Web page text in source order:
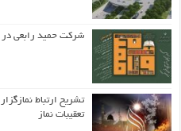
شرکت حمید رابعی
تشریح ارتباط
تعقیبات نماز